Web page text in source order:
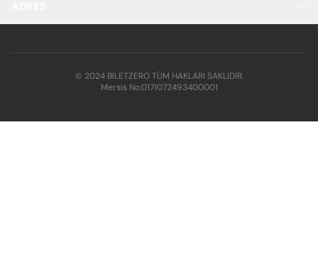
© 2024 BİLETZERO TÜM HAKLARI SAKLIDIR.
Mersis No:0171072493400001